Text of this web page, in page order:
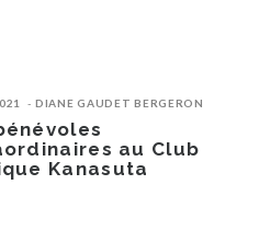
DIANE GAUDET BERGERON
au Club
Kanasuta